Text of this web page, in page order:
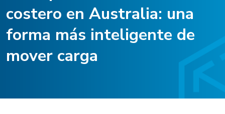
costero en Australia: una
forma más inteligente de
mover carga